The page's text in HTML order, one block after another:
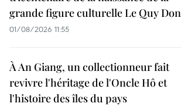
grande figure culturelle Le Quy Don
01/08/2026 11:55
À An Giang, un collectionneur fait
revivre l'héritage de l'Oncle Hô et
l'histoire des îles du pays